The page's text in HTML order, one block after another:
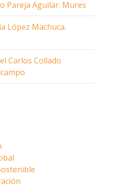
Pareja Aguilar. Mures
López Machuca.
Carlos Collado